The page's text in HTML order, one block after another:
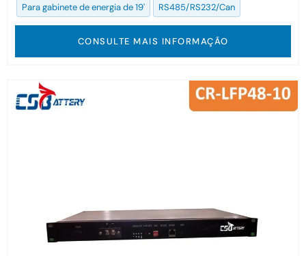
Para gabinete de energia de 19'
RS485/RS232/Can
CONSULTE MAIS INFORMAÇÃO